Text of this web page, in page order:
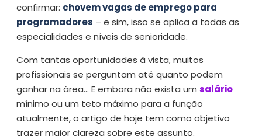
confirmar: chovem vagas de emprego para
programadores – e sim, isso se aplica a todas as
especialidades e níveis de senioridade.
Com tantas oportunidades à vista, muitos
profissionais se perguntam até quanto podem
ganhar na área… E embora não exista um salário
mínimo ou um teto máximo para a função
atualmente, o artigo de hoje tem como objetivo
trazer maior clareza sobre este assunto.